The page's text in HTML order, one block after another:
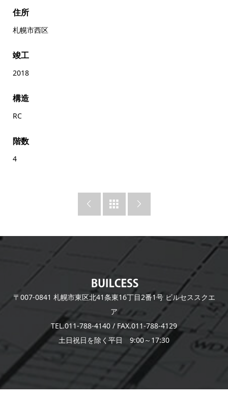
住所
札幌市西区
竣工
2018
構造
RC
階数
4
  
〒007-0841 札幌市東区北41条東16丁目2番1号 ビルセススクエ
ア
TEL.011-788-4140 / FAX.011-788-4129
土日祝日を除く平日 9:00～17:30